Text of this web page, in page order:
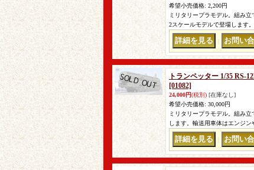
希望小売価格: 2,200円
ミリタリープラモデル。組み
2スケールモデルで登場します
トランペッター 1/35 RS-
[01082]
24,000円(税別) [在庫なし]
希望小売価格: 30,000円
ミリタリープラモデル。組み
します。輸送用車体はエンジ